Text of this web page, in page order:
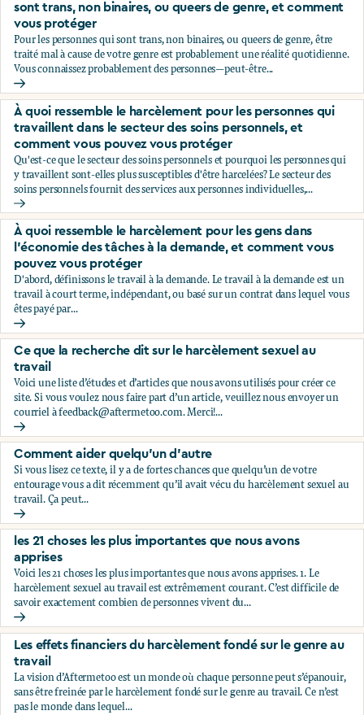
sont trans, non binaires, ou queers de genre, et comment
vous protéger
Pour les personnes qui sont trans, non binaires, ou queers de genre, être
traité mal à cause de votre genre est probablement une réalité quotidienne.
Vous connaissez probablement des personnes—peut-être...
À quoi ressemble le harcèlement pour les personnes qui
À quoi ressemble le harcèlement pour les personnes qui
travaillent dans le secteur des soins personnels, et
comment vous pouvez vous protéger
Qu'est-ce que le secteur des soins personnels et pourquoi les personnes qui
y travaillent sont-elles plus susceptibles d'être harcelées? Le secteur des
soins personnels fournit des services aux personnes individuelles,...
À quoi ressemble le harcèlement pour les personnes qui
À quoi ressemble le harcèlement pour les gens dans
l'économie des tâches à la demande, et comment vous
pouvez vous protéger
D'abord, définissons le travail à la demande. Le travail à la demande est un
travail à court terme, indépendant, ou basé sur un contrat dans lequel vous
êtes payé par...
À quoi ressemble le harcèlement pour les gens dans
Ce que la recherche dit sur le harcèlement sexuel au
travail
Voici une liste d’études et d’articles que nous avons utilisés pour créer ce
site. Si vous voulez nous faire part d’un article, veuillez nous envoyer un
courriel àfeedback@aftermetoo.com. Merci!...
Ce que la recherche dit sur le harcèlement sexuel au travail
Comment aider quelqu’un d’autre
Si vous lisez ce texte, il y a de fortes chances que quelqu’un de votre
entourage vous a dit récemment qu’il avait vécu du harcèlement sexuel au
travail. Ça peut...
Comment aider quelqu’un d’autre
les 21 choses les plus importantes que nous avons
apprises
Voici les 21 choses les plus importantes que nous avons apprises. 1. Le
harcèlement sexuel au travail est extrêmement courant. C’est difficile de
savoir exactement combien de personnes vivent du...
les 21 choses les plus importantes que nous avons apprises
Les effets financiers du harcèlement fondé sur le genre au
travail
La vision d’Aftermetoo est un monde où chaque personne peut s’épanouir,
sans être freinée par le harcèlement fondé sur le genre au travail. Ce n’est
pas le monde dans lequel...